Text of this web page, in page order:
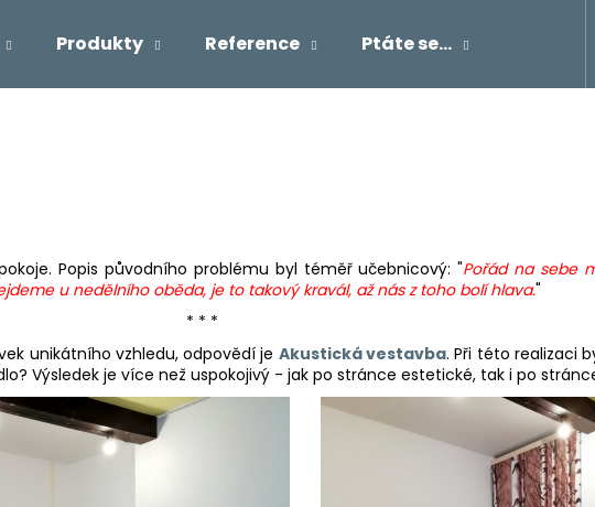
Produkty Reference Ptáte se...
Popis původního problému byl téměř učebnicový: "Pořád na sebe
u nedělního oběda, je to takový kravál, až nás z toho bolí hlava."
* * *
unikátního vzhledu, odpovědí je Akustická vestavba. Při této realizaci
Výsledek je více než uspokojivý - jak po stránce estetické, tak i po
Doporučujeme